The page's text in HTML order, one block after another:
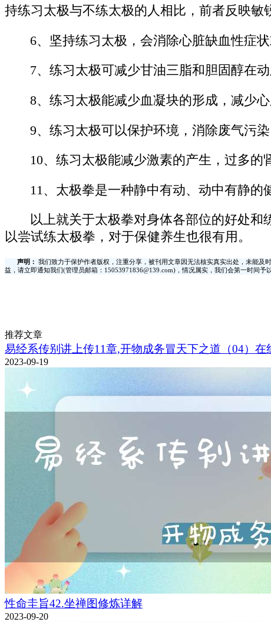
持练习太极与不练太极的人相比，前者反映敏
6、坚持练习太极，会消除心脏缺血性症
7、练习太极可减少甘油三脂和胆固醇在
8、练习太极能减少血凝块的形成，减少心
9、练习太极可以保护环境，消除废气污
10、练习太极能减少激素的产生，过多的
11、太极拳是一种静中有动、动中有静的
以上就关于太极拳对身体各部位的好处
以尝试练太极拳，对于保健养生也很有用。
声明：
我们致力于保护作者版权，注重分享，被刊用文章因无法核实真实出处，未能
益，请立即通知我们(管理员邮箱：15053971836@139.com)，情况属实，我们会第一时间予
推荐文章
易经系传别讲上传11章,开物成务冒天下之道（04）在
2023-09-19
性命圭旨42.坐禅图修炼详解
2023-09-20